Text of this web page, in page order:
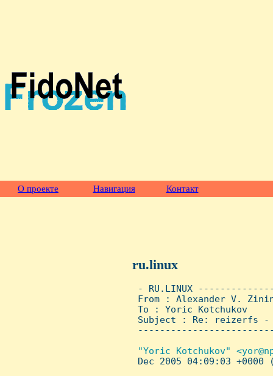
О проекте Навигация Контакт
ru.linux
- RU.LINUX
From : Alexander V.
To : Yoric Kotchukov
Subject : Re: reizerfs -
"Yoric Kotchukov"
Dec 2005 04:09:03 +0000